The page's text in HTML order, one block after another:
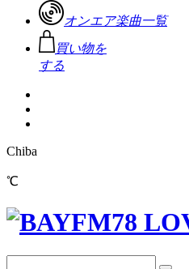
オンエア楽曲一覧
買い物を
する
Chiba
℃